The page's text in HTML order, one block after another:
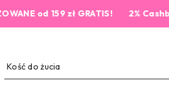
od 159 zł GRATIS! 2% Cashback